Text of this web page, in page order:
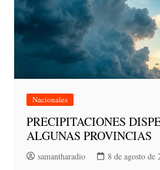
Nacionales
PRECIPITACIONES
ALGUNAS PROVINCIAS
samantharadio 8 de agosto de